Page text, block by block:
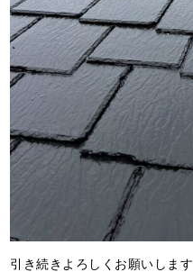
引き続きよろしくお願いします